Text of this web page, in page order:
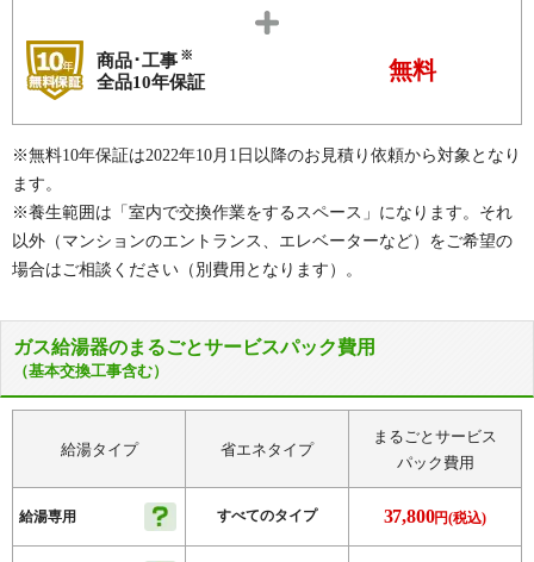
商品･工事 ※
全品10年保証 無料
※無料10年保証は2022年10月1日以降のお見積り依頼から対象となり
ます。
※養生範囲は「室内で交換作業をするスペース」になります。それ
以外（マンションのエントランス、エレベーターなど）をご希望の
場合はご相談ください（別費用となります）。
ガス給湯器のまるごとサービスパック費用
（基本交換工事含む）
給湯タイプ 省エネタイプ
まるごとサービス
パック費用
給湯専用 すべてのタイプ 37,800円(税込)